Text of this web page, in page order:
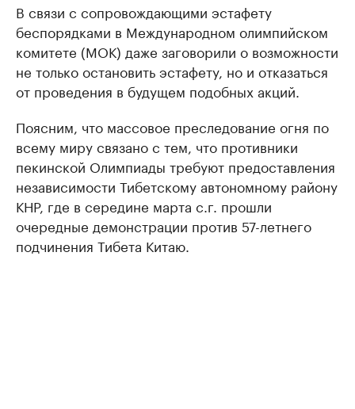
В связи с сопровождающими эстафету
беспорядками в Международном олимпийском
комитете (МОК) даже заговорили о возможности
не только остановить эстафету, но и отказаться
от проведения в будущем подобных акций.
Поясним, что массовое преследование огня по
всему миру связано с тем, что противники
пекинской Олимпиады требуют предоставления
независимости Тибетскому автономному району
КНР, где в середине марта с.г. прошли
очередные демонстрации против 57-летнего
подчинения Тибета Китаю.